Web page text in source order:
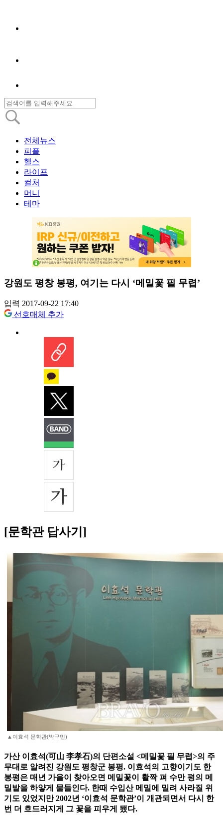
전체뉴스
피플
헬스
라이프
컬처
머니
테마
강원도 평창 봉평, 여기는 다시 ‘메밀꽃 필 무렵’
입력 2017-09-22 17:40
선호매체 추가
[문학관 답사기]
▲이효석 문학관(박규민)
가산 이효석(可山 李孝石)의 단편소설 <메밀꽃 필 무렵>의 주
무대로 알려진 강원도 평창군 봉평. 이효석의 고향이기도 한
봉평은 매년 가을이 찾아오면 메밀꽃이 활짝 펴 수만 평의 메
밀밭을 하얗게 물들인다. 한때 수입산 메밀에 밀려 사라질 위
기도 있었지만 2002년 ‘이효석 문학관’이 개관되면서 다시 한
번 더 흐드러지게 그 꽃을 피우게 됐다.